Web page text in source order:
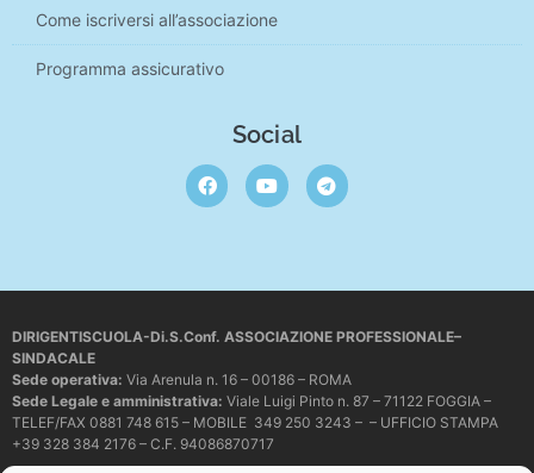
Come iscriversi all’associazione
Programma assicurativo
Social
DIRIGENTISCUOLA-Di.S.Conf. ASSOCIAZIONE PROFESSIONALE–
SINDACALE
Sede operativa: Via Arenula n. 16 – 00186 – ROMA
Sede Legale e amministrativa: Viale Luigi Pinto n. 87 – 71122 FOGGIA –
TELEF/FAX 0881 748 615 – MOBILE 349 250 3243 – – UFFICIO STAMPA
+39 328 384 2176 – C.F. 94086870717